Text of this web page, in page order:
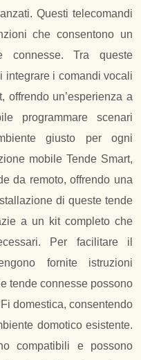
Questi telecomandi
che consentono un
connesse. Tra queste
integrare i comandi vocali
offrendo un’esperienza a
programmare scenari
giusto per ogni
mobile Tende Smart,
da remoto, offrendo una
di queste tende
a un kit completo che
Per facilitare il
fornite istruzioni
tende connesse possono
domestica, consentendo
domotico esistente.
compatibili e possono